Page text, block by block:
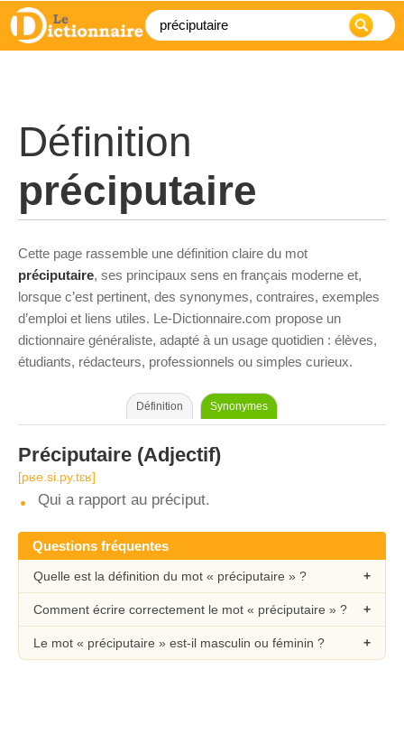
Définition
préciputaire
Cette page rassemble une définition claire du mot
préciputaire, ses principaux sens en français moderne et,
lorsque c’est pertinent, des synonymes, contraires, exemples
d’emploi et liens utiles. Le-Dictionnaire.com propose un
dictionnaire généraliste, adapté à un usage quotidien : élèves,
étudiants, rédacteurs, professionnels ou simples curieux.
Définition Synonymes
Préciputaire (Adjectif)
[pʁe.si.py.tɛʁ]
Qui a rapport au préciput.
Questions fréquentes
Quelle est la définition du mot « préciputaire » ?
Comment écrire correctement le mot « préciputaire » ?
Le mot « préciputaire » est-il masculin ou féminin ?